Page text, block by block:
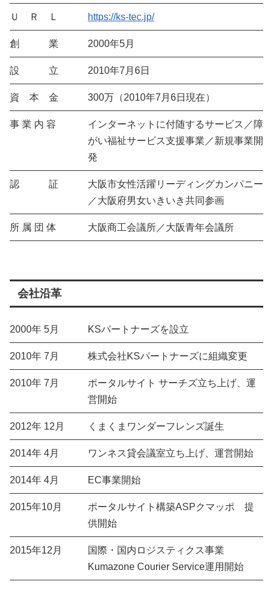
Ｕ Ｒ Ｌ https://ks-tec.jp/
創 業 2000年5月
設 立 2010年7月6日
資 本 金 300万（2010年7月6日現在）
事 業 内 容
インターネットに付随するサービス／障
がい福祉サービス支援事業／新規事業開
発
認 証
大阪市女性活躍リーディングカンパニー
／大阪府男女いきいき共同参画
所 属 団 体 大阪商工会議所／大阪青年会議所
会社沿革
2000年 5月 KSパートナーズを設立
2010年 7月 株式会社KSパートナーズに組織変更
2010年 7月
ポータルサイト サーチズ立ち上げ、運
営開始
2012年 12月 くまくまワンダーフレンズ誕生
2014年 4月 ワンネス貸会議室立ち上げ、運営開始
2014年 4月 EC事業開始
2015年10月
ポータルサイト構築ASPクマッポ 提
供開始
2015年12月
国際・国内ロジスティクス事業
Kumazone Courier Service運用開始